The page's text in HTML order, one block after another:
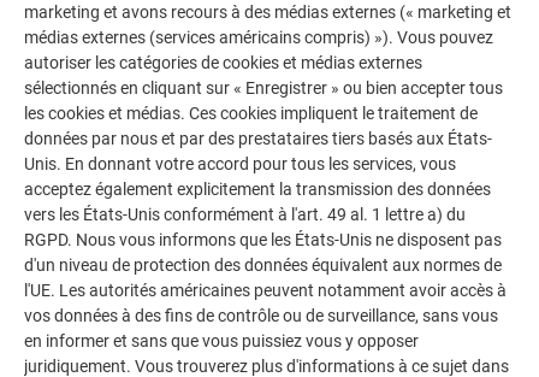
Étude
Protection contre la neige
Sécurité sur le toit
marketing et avons recours à des médias externes (« marketing et
médias externes (services américains compris) »). Vous pouvez
autoriser les catégories de cookies et médias externes
sélectionnés en cliquant sur « Enregistrer » ou bien accepter tous
les cookies et médias. Ces cookies impliquent le traitement de
données par nous et par des prestataires tiers basés aux États-
Unis. En donnant votre accord pour tous les services, vous
acceptez également explicitement la transmission des données
vers les États-Unis conformément à l'art. 49 al. 1 lettre a) du
RGPD. Nous vous informons que les États-Unis ne disposent pas
d'un niveau de protection des données équivalent aux normes de
l'UE. Les autorités américaines peuvent notamment avoir accès à
vos données à des fins de contrôle ou de surveillance, sans vous
en informer et sans que vous puissiez vous y opposer
juridiquement. Vous trouverez plus d'informations à ce sujet dans